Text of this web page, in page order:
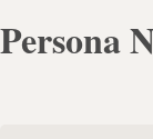
Persona